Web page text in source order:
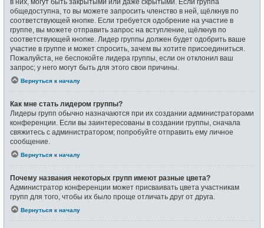
общедоступна, то вы можете запросить членство в ней, щёлкнув по
соответствующей кнопке. Если требуется одобрение на участие в
группе, вы можете отправить запрос на вступление, щёлкнув по
соответствующей кнопке. Лидер группы должен будет одобрить ваше
участие в группе и может спросить, зачем вы хотите присоединиться.
Пожалуйста, не беспокойте лидера группы, если он отклонил ваш
запрос; у него могут быть для этого свои причины.
Вернуться к началу
Как мне стать лидером группы?
Лидеры групп обычно назначаются при их создании администраторами
конференции. Если вы заинтересованы в создании группы, сначала
свяжитесь с администратором; попробуйте отправить ему личное
сообщение.
Вернуться к началу
Почему названия некоторых групп имеют разные цвета?
Администратор конференции может присваивать цвета участникам
групп для того, чтобы их было проще отличать друг от друга.
Вернуться к началу